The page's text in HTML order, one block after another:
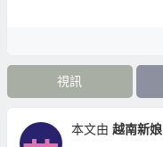
視訊
本文由 越南新娘